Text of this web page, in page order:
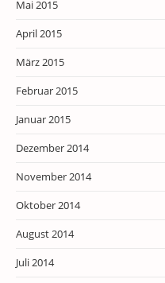
Mai 2015
April 2015
März 2015
Februar 2015
Januar 2015
Dezember 2014
November 2014
Oktober 2014
August 2014
Juli 2014